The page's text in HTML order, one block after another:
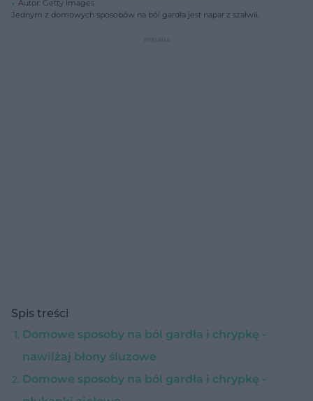
Autor: Getty Images
Jednym z domowych sposobów na ból gardła jest napar z szałwii.
Spis treści
Domowe sposoby na ból gardła i chrypkę -
nawilżaj błony śluzowe
Domowe sposoby na ból gardła i chrypkę -